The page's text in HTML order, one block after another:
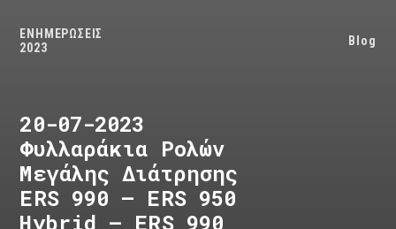
ΕΝΗΜΕΡΩΣΕΙΣ
2023
Blog
20-07-2023
Φυλλαράκια Ρολών
Μεγάλης Διάτρησης
ERS 990 – ERS 950
Hybrid – ERS 990